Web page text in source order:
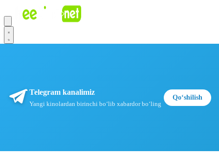
Telegram kanalimiz
Yangi kinolardan birinchi boʻlib xabardor boʻling
Qoʻshilish